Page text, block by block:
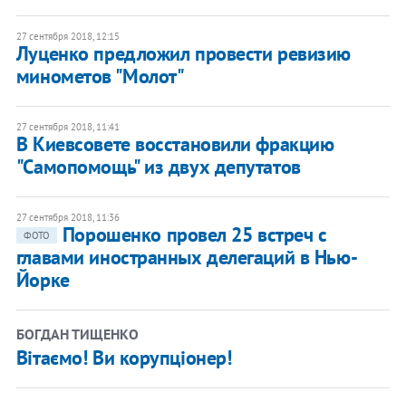
27 сентября 2018, 12:15
Луценко предложил провести ревизию
минометов "Молот"
27 сентября 2018, 11:41
В Киевсовете восстановили фракцию
"Самопомощь" из двух депутатов
27 сентября 2018, 11:36
ФОТО
Порошенко провел 25 встреч с
главами иностранных делегаций в Нью-
Йорке
БОГДАН ТИЩЕНКО
Вітаємо! Ви корупціонер!